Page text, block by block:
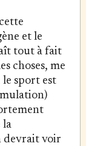
et le
tout à fait
choses, me
sport est
la
devrait voir